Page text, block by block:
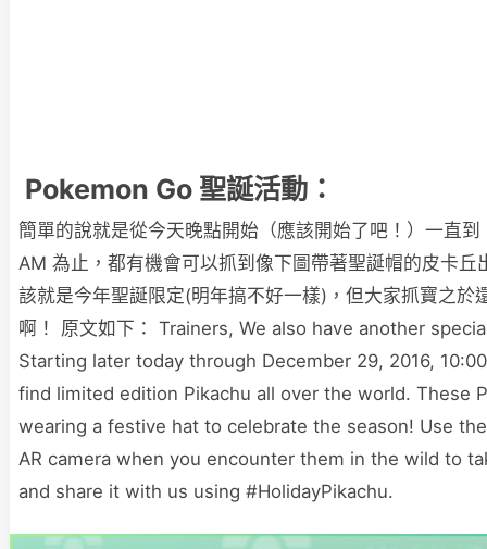
Pokemon Go 聖誕活動：
簡單的說就是從今天晚點開始（應該開始了吧！）一直
AM 為止，都有機會可以抓到像下圖帶著聖誕帽的皮卡丘
該就是今年聖誕限定(明年搞不好一樣)，但大家抓寶之於
啊！ 原文如下： Trainers, We also have another
Starting later today through December 29, 2016, 10:00
find limited edition Pikachu all over the world. These
wearing a festive hat to celebrate the season! Use
AR camera when you encounter them in the wild to
and share it with us using #HolidayPikachu.